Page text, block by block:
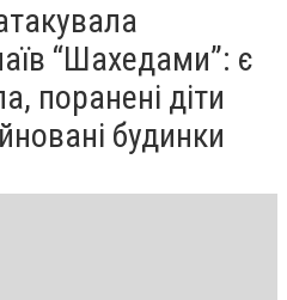
“Шахедами”: є
поранені діти
будинки